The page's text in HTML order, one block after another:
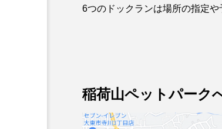
6つのドックランは場所の指定や
稲荷山ペットパーク